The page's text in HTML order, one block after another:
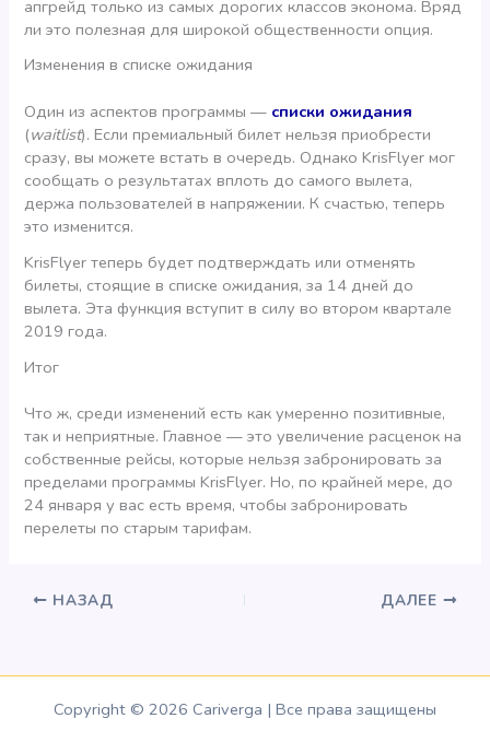
апгрейд только из самых дорогих классов эконома. Вряд
ли это полезная для широкой общественности опция.
Изменения в списке ожидания
Один из аспектов программы — списки ожидания
(waitlist). Если премиальный билет нельзя приобрести
сразу, вы можете встать в очередь. Однако KrisFlyer мог
сообщать о результатах вплоть до самого вылета,
держа пользователей в напряжении. К счастью, теперь
это изменится.
KrisFlyer теперь будет подтверждать или отменять
билеты, стоящие в списке ожидания, за 14 дней до
вылета. Эта функция вступит в силу во втором квартале
2019 года.
Итог
Что ж, среди изменений есть как умеренно позитивные,
так и неприятные. Главное — это увеличение расценок на
собственные рейсы, которые нельзя забронировать за
пределами программы KrisFlyer. Но, по крайней мере, до
24 января у вас есть время, чтобы забронировать
перелеты по старым тарифам.
НАЗАД ДАЛЕЕ
Copyright © 2026 Cariverga | Все права защищены